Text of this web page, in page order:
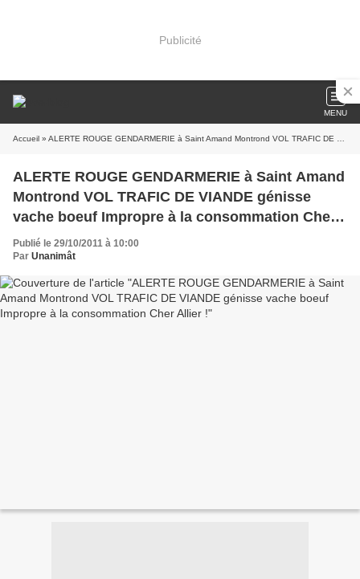
Publicité
MENU
Accueil » ALERTE ROUGE GENDARMERIE à Saint Amand Montrond VOL TRAFIC DE VIANDE génisse vache boeuf Impropre à la consommation Cher Allier !
ALERTE ROUGE GENDARMERIE à Saint Amand
Montrond VOL TRAFIC DE VIANDE génisse
vache boeuf Impropre à la consommation Cher
Allier !
Publié le 29/10/2011 à 10:00
Par Unanimât